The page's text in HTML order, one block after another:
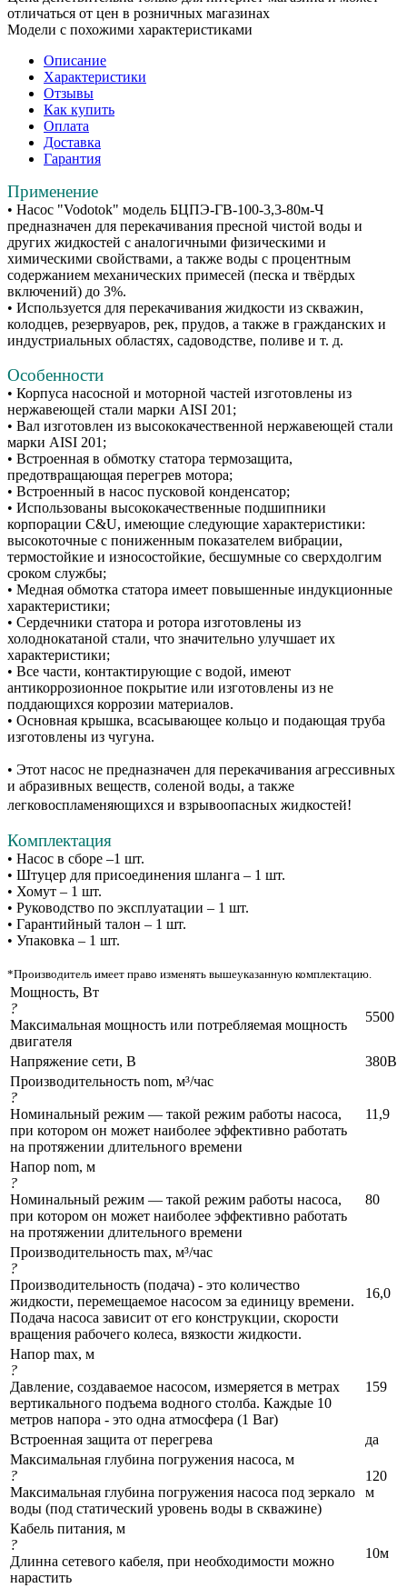
отличаться от цен в розничных магазинах
Модели с похожими характеристиками
Описание
Характеристики
Отзывы
Как купить
Оплата
Доставка
Гарантия
Применение
• Насос "Vodotok" модель БЦПЭ-ГВ-100-3,3-80м-Ч
предназначен для перекачивания пресной чистой воды и
других жидкостей с аналогичными физическими и
химическими свойствами, а также воды с процентным
содержанием механических примесей (песка и твёрдых
включений) до 3%.
• Используется для перекачивания жидкости из скважин,
колодцев, резервуаров, рек, прудов, а также в гражданских и
индустриальных областях, садоводстве, поливе и т. д.
Особенности
• Корпуса насосной и моторной частей изготовлены из
нержавеющей стали марки AISI 201;
• Вал изготовлен из высококачественной нержавеющей стали
марки AISI 201;
• Встроенная в обмотку статора термозащита,
предотвращающая перегрев мотора;
• Встроенный в насос пусковой конденсатор;
• Использованы высококачественные подшипники
корпорации C&U, имеющие следующие характеристики:
высокоточные с пониженным показателем вибрации,
термостойкие и износостойкие, бесшумные со сверхдолгим
сроком службы;
• Медная обмотка статора имеет повышенные индукционные
характеристики;
• Сердечники статора и ротора изготовлены из
холоднокатаной стали, что значительно улучшает их
характеристики;
• Все части, контактирующие с водой, имеют
антикоррозионное покрытие или изготовлены из не
поддающихся коррозии материалов.
• Основная крышка, всасывающее кольцо и подающая труба
изготовлены из чугуна.
• Этот насос не предназначен для перекачивания агрессивных
и абразивных веществ, соленой воды, а также
легковоспламеняющихся и взрывоопасных жидкостей!
Комплектация
• Насос в сборе –1 шт.
• Штуцер для присоединения шланга – 1 шт.
• Хомут – 1 шт.
• Руководство по эксплуатации – 1 шт.
• Гарантийный талон – 1 шт.
• Упаковка – 1 шт.
*Производитель имеет право изменять вышеуказанную комплектацию.
Мощность, Вт
?
Максимальная мощность или потребляемая мощность
двигателя
5500
Напряжение сети, В
380В
Производительность nom, м³/час
?
Номинальный режим — такой режим работы насоса,
при котором он может наиболее эффективно работать
на протяжении длительного времени
11,9
Напор nom, м
?
Номинальный режим — такой режим работы насоса,
при котором он может наиболее эффективно работать
на протяжении длительного времени
80
Производительность max, м³/час
?
Производительность (подача) - это количество
жидкости, перемещаемое насосом за единицу времени.
Подача насоса зависит от его конструкции, скорости
вращения рабочего колеса, вязкости жидкости.
16,0
Напор max, м
?
Давление, создаваемое насосом, измеряется в метрах
вертикального подъема водного столба. Каждые 10
метров напора - это одна атмосфера (1 Bar)
159
Встроенная защита от перегрева
да
Максимальная глубина погружения насоса, м
?
Максимальная глубина погружения насоса под зеркало
воды (под статический уровень воды в скважине)
120
м
Кабель питания, м
?
Длинна сетевого кабеля, при необходимости можно
нарастить
10м